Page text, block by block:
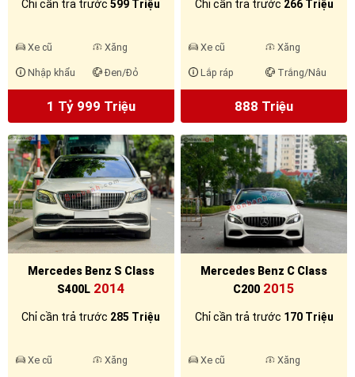
Chỉ cần trả trước599 Triệu
Xe cũ Xăng
Nhập khẩu Đen/Đỏ
1 Tỷ 999 Triệu
Chỉ cần trả trước 266 Triệu
Xe cũ Xăng
Lắp ráp Trắng/Nâu
888 Triệu
Mercedes Benz S Class
S400L2014
Chỉ cần trả trước 285 Triệu
Xe cũ Xăng
Mercedes Benz C Class
C200 2015
Chỉ cần trả trước 170 Triệu
Xe cũ Xăng